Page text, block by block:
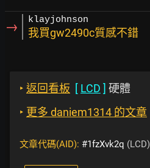
→ klayjohnson
我買gw2490c質感不錯
‣ 返回看板 [ LCD ] 硬體
‣ 更多 daniem1314 的文章
文章代碼(AID): #1fzXvk2q (LCD)